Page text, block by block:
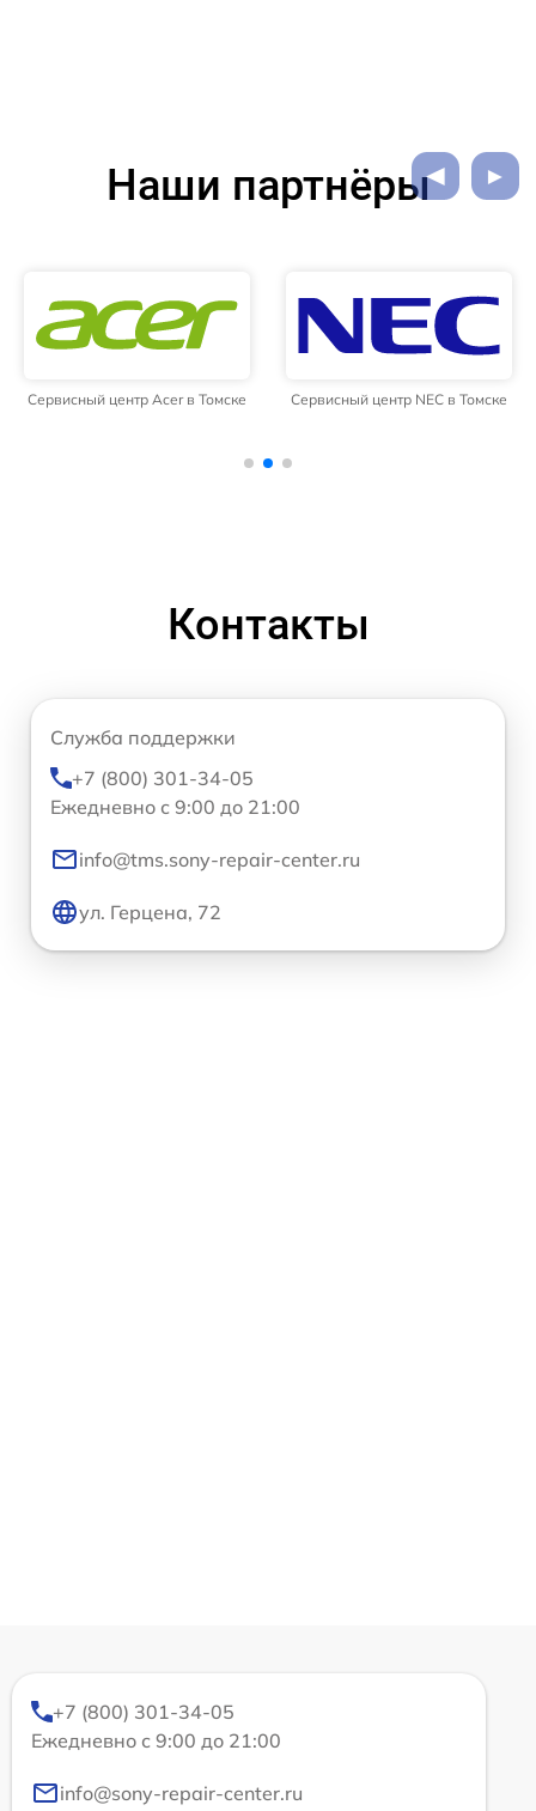
Наши партнёры
Сервисный центр Acer в Томске Сервисный центр NEC в Томске
Контакты
Служба поддержки
+7 (800) 301-34-05
Ежедневно с 9:00 до 21:00
info@tms.sony-repair-center.ru
ул. Герцена, 72
+7 (800) 301-34-05
Ежедневно с 9:00 до 21:00
info@sony-repair-center.ru